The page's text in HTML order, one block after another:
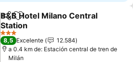
CompartirAgregar a favoritos
B&B Hotel Milano Central
Station
Ver precios
3 Estrellas
8,5 Excelente
12.584
a 0.4 km de: Estación central de tren de
Milán